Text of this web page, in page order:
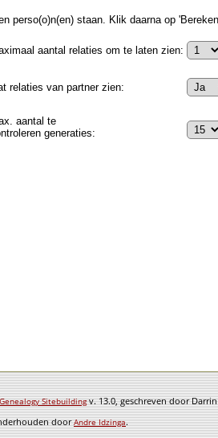
perso(o)n(en) staan. Klik daarna op
aantal relaties om te laten zien:
relaties van partner zien:
aantal te
generaties:
Sitebuildingv. 13.0, geschreven door
doorAndre Idzinga.